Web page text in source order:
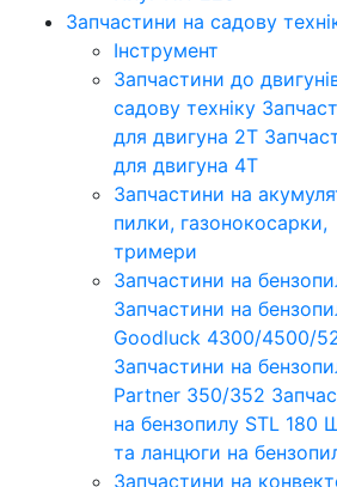
Запчастини на садову
Інструмент
Запчастини до
садову техніку
для двигуна 2Т
для двигуна 4Т
Запчастини на
пилки, газонокосарки,
тримери
Запчастини на
Запчастини на
Goodluck 4300/4500/
Запчастини на
Partner 350/352
на бензопилу STL 180
та ланцюги на
Запчастини на